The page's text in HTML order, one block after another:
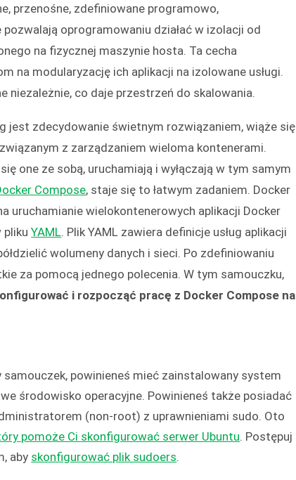
przenośne, zdefiniowane programowo,
oprogramowaniu działać w izolacji od
na fizycznej maszynie hosta. Ta cecha
na modularyzację ich aplikacji na izolowane usługi.
niezależnie, co daje przestrzeń do skalowania.
jest zdecydowanie świetnym rozwiązaniem, wiąże się
z zarządzaniem wieloma kontenerami.
one ze sobą, uruchamiają i wyłączają w tym samym
Compose, staje się to łatwym zadaniem. Docker
uruchamianie wielokontenerowych aplikacji Docker
plikuYAML. Plik YAML zawiera definicje usług aplikacji
wolumeny danych i sieci. Po zdefiniowaniu
za pomocą jednego polecenia. W tym samouczku,
i rozpocząć pracę z Docker Compose na
powinieneś mieć zainstalowany system
środowisko operacyjne. Powinieneś także posiadać
(non-root) z uprawnieniami sudo. Oto
pomoże Ci skonfigurować serwer Ubuntu . Postępuj
aby skonfigurować plik sudoers